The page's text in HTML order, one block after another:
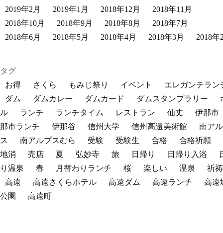
2019年2月
2019年1月 2018年12月
2018年11月
2018年10月
2018年9月 2018年8月
2018年7月
2018年6月
2018年5月 2018年4月 2018年3月 2018年
タグ
お得
さくら もみじ祭り イベント
エレガンテラン
ダム
ダムカレー ダムカード ダムスタンプラリー
ル
ランチ ランチタイム レストラン 仙丈
伊那市
那市ランチ
伊那谷 信州大学 信州高遠美術館
南ア
ス
南アルプスむら 受験 受験生 合格
合格祈願
地消
売店 夏 弘妙寺 旅 日帰り 日帰り入浴
り温泉
春 月替わりランチ 桜 楽しい 温泉
祈祷
高遠
高遠さくらホテル 高遠ダム 高遠ランチ
高遠
公園
高遠町